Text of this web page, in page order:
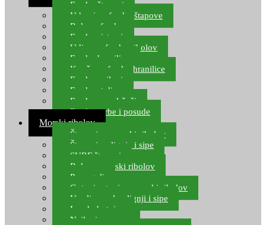
Feeder štapovi
Vrhovi za feeder štapove
Role za feeder
Feeder sistemi
Udice za feeder ribolov
Feeder hranilice
Kopče za feeder hranilice
Feeder najloni
Feeder stolice
Feeder arm držači
Feeder torbe i posude
Morski ribolov
Štapovi za morski ribolov
Štapovi za lignje i sipe
SURF štapovi
Role za morski ribolov
Parangali
Gotovi setovi za morski ribolov
Varalice za lov lignji i sipe
Lov hobotnice
Najloni za more